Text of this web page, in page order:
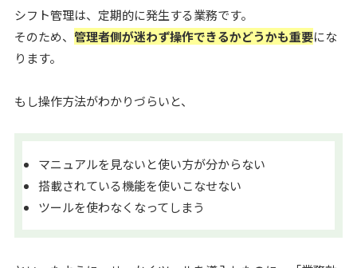
シフト管理は、定期的に発生する業務です。
そのため、 管理者側が迷わず操作できるかどうかも重要にな
ります。
もし操作方法がわかりづらいと、
マニュアルを見ないと使い方が分からない
搭載されている機能を使いこなせない
ツールを使わなくなってしまう